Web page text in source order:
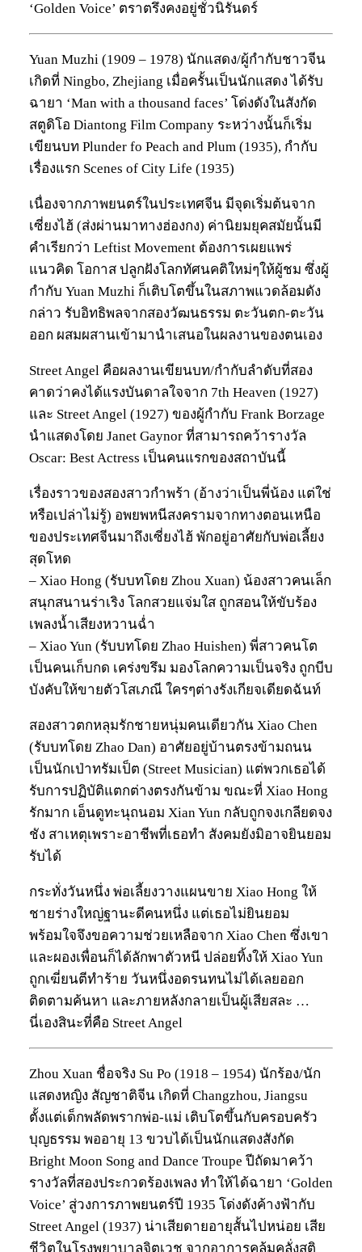
‘Golden Voice’ ตราตรึงคงอยู่ชั่วนิรันดร์
Yuan Muzhi (1909 – 1978) นักแสดง/ผู้กำกับชาวจีน
เกิดที่ Ningbo, Zhejiang เมื่อครั้นเป็นนักแสดง ได้รับ
ฉายา ‘Man with a thousand faces’ โด่งดังในสังกัด
สตูดิโอ Diantong Film Company ระหว่างนั้นก็เริ่ม
เขียนบท Plunder fo Peach and Plum (1935), กำกับ
เรื่องแรก Scenes of City Life (1935)
เนื่องจากภาพยนตร์ในประเทศจีน มีจุดเริ่มต้นจาก
เซี่ยงไฮ้ (ส่งผ่านมาทางฮ่องกง) ค่านิยมยุคสมัยนั้นมี
คำเรียกว่า Leftist Movement ต้องการเผยแพร่
แนวคิด โอกาส ปลูกฝังโลกทัศนคติใหม่ๆให้ผู้ชม ซึ่งผู้
กำกับ Yuan Muzhi ก็เติบโตขึ้นในสภาพแวดล้อมดัง
กล่าว รับอิทธิพลจากสองวัฒนธรรม ตะวันตก-ตะวัน
ออก ผสมผสานเข้ามานำเสนอในผลงานของตนเอง
Street Angel คือผลงานเขียนบท/กำกับลำดับที่สอง
คาดว่าคงได้แรงบันดาลใจจาก 7th Heaven (1927)
และ Street Angel (1927) ของผู้กำกับ Frank Borzage
นำแสดงโดย Janet Gaynor ที่สามารถคว้ารางวัล
Oscar: Best Actress เป็นคนแรกของสถาบันนี้
เรื่องราวของสองสาวกำพร้า (อ้างว่าเป็นพี่น้อง แต่ใช่
หรือเปล่าไม่รู้) อพยพหนีสงครามจากทางตอนเหนือ
ของประเทศจีนมาถึงเซี่ยงไฮ้ พักอยู่อาศัยกับพ่อเลี้ยง
สุดโหด
– Xiao Hong (รับบทโดย Zhou Xuan) น้องสาวคนเล็ก
สนุกสนานร่าเริง โลกสวยแจ่มใส ถูกสอนให้ขับร้อง
เพลงน้ำเสียงหวานฉ่ำ
– Xiao Yun (รับบทโดย Zhao Huishen) พี่สาวคนโต
เป็นคนเก็บกด เคร่งขรึม มองโลกความเป็นจริง ถูกบีบ
บังคับให้ขายตัวโสเภณี ใครๆต่างรังเกียจเดียดฉันท์
สองสาวตกหลุมรักชายหนุ่มคนเดียวกัน Xiao Chen
(รับบทโดย Zhao Dan) อาศัยอยู่บ้านตรงข้ามถนน
เป็นนักเป่าทรัมเป็ต (Street Musician) แต่พวกเธอได้
รับการปฏิบัติแตกต่างตรงกันข้าม ขณะที่ Xiao Hong
รักมาก เอ็นดูทะนุถนอม Xian Yun กลับถูกจงเกลียดจง
ชัง สาเหตุเพราะอาชีพที่เธอทำ สังคมยังมิอาจยินยอม
รับได้
กระทั่งวันหนึ่ง พ่อเลี้ยงวางแผนขาย Xiao Hong ให้
ชายร่างใหญ่ฐานะดีคนหนึ่ง แต่เธอไม่ยินยอม
พร้อมใจจึงขอความช่วยเหลือจาก Xiao Chen ซึ่งเขา
และผองเพื่อนก็ได้ลักพาตัวหนี ปล่อยทิ้งให้ Xiao Yun
ถูกเฆี่ยนตีทำร้าย วันหนึ่งอดรนทนไม่ได้เลยออก
ติดตามค้นหา และภายหลังกลายเป็นผู้เสียสละ …
นี่เองสินะที่คือ Street Angel
Zhou Xuan ชื่อจริง Su Po (1918 – 1954) นักร้อง/นัก
แสดงหญิง สัญชาติจีน เกิดที่ Changzhou, Jiangsu
ตั้งแต่เด็กพลัดพรากพ่อ-แม่ เติบโตขึ้นกับครอบครัว
บุญธรรม พออายุ 13 ขวบได้เป็นนักแสดงสังกัด
Bright Moon Song and Dance Troupe ปีถัดมาคว้า
รางวัลที่สองประกวดร้องเพลง ทำให้ได้ฉายา ‘Golden
Voice’ สู่วงการภาพยนตร์ปี 1935 โด่งดังค้างฟ้ากับ
Street Angel (1937) น่าเสียดายอายุสั้นไปหน่อย เสีย
ชีวิตในโรงพยาบาลจิตเวช จากอาการคลุ้มคลั่งสติ